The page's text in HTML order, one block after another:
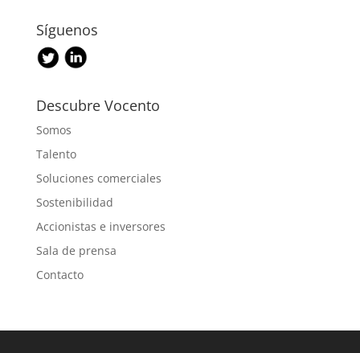
Síguenos
Descubre Vocento
Somos
Talento
Soluciones comerciales
Sostenibilidad
Accionistas e inversores
Sala de prensa
Contacto